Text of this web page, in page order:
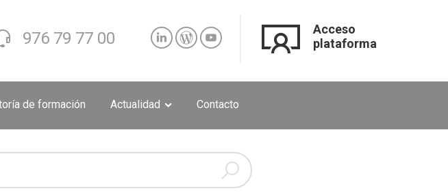
976 79 77 00
Acceso
plataforma
de formación Actualidad Contacto